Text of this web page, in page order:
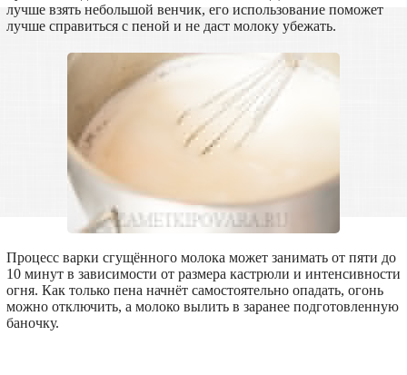
лучше взять небольшой венчик, его использование поможет
лучше справиться с пеной и не даст молоку убежать.
Процесс варки сгущённого молока может занимать от пяти до
10 минут в зависимости от размера кастрюли и интенсивности
огня. Как только пена начнёт самостоятельно опадать, огонь
можно отключить, а молоко вылить в заранее подготовленную
баночку.